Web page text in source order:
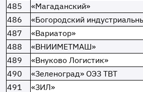
485
«Магаданский»
486
«Богородский
487
«Вариатор»
488
«ВНИИМЕТМАШ»
489
«Внуково Логистик»
490
«Зеленоград» ОЭЗ ТВТ
491
«ЗИЛ»